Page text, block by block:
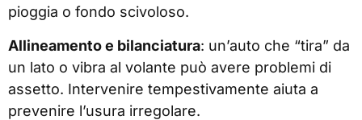
pioggia o fondo scivoloso.
Allineamento e bilanciatura: un’auto che “tira” da
un lato o vibra al volante può avere problemi di
assetto. Intervenire tempestivamente aiuta a
prevenire l’usura irregolare.